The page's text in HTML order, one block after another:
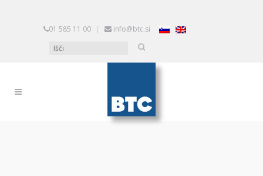
01 585 11 00 | info@btc.si